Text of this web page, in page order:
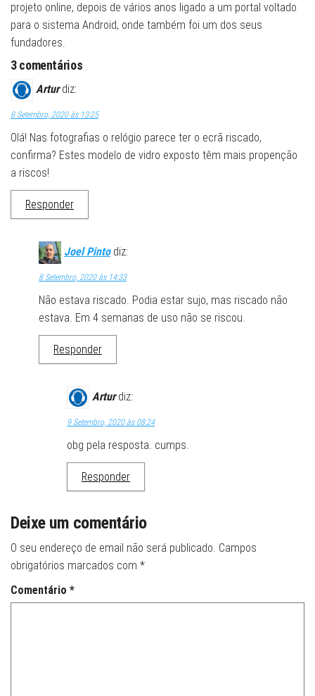
projeto online, depois de vários anos ligado a um portal voltado
para o sistema Android, onde também foi um dos seus
fundadores.
3 comentários
Artur diz:
8 Setembro, 2020 às 13:25
Olá! Nas fotografias o relógio parece ter o ecrã riscado,
confirma? Estes modelo de vidro exposto têm mais propenção
a riscos!
Responder
Joel Pinto diz:
8 Setembro, 2020 às 14:33
Não estava riscado. Podia estar sujo, mas riscado não
estava. Em 4 semanas de uso não se riscou.
Responder
Artur diz:
9 Setembro, 2020 às 08:24
obg pela resposta. cumps.
Responder
Deixe um comentário
O seu endereço de email não será publicado. Campos
obrigatórios marcados com *
Comentário *